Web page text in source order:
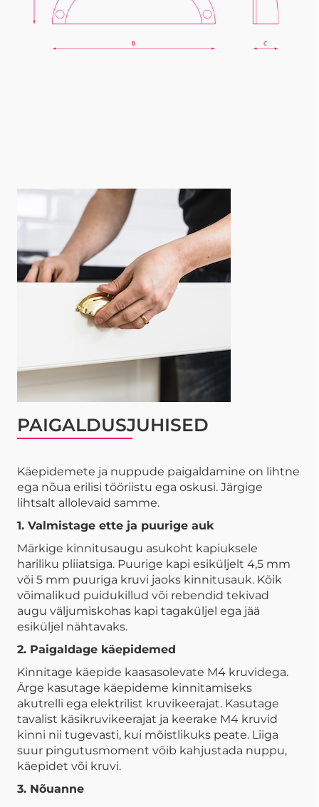
PAIGALDUSJUHISED
Käepidemete ja nuppude paigaldamine on lihtne
ega nõua erilisi tööriistu ega oskusi. Järgige
lihtsalt allolevaid samme.
1. Valmistage ette ja puurige auk
Märkige kinnitusaugu asukoht kapiuksele
hariliku pliiatsiga. Puurige kapi esiküljelt 4,5 mm
või 5 mm puuriga kruvi jaoks kinnitusauk. Kõik
võimalikud puidukillud või rebendid tekivad
augu väljumiskohas kapi tagaküljel ega jää
esiküljel nähtavaks.
2. Paigaldage käepidemed
Kinnitage käepide kaasasolevate M4 kruvidega.
Ärge kasutage käepideme kinnitamiseks
akutrelli ega elektrilist kruvikeerajat. Kasutage
tavalist käsikruvikeerajat ja keerake M4 kruvid
kinni nii tugevasti, kui mõistlikuks peate. Liiga
suur pingutusmoment võib kahjustada nuppu,
käepidet või kruvi.
3. Nõuanne